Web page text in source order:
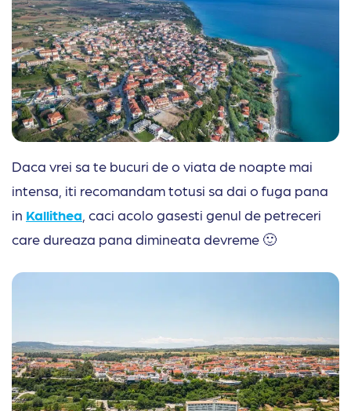
Daca vrei sa te bucuri de o viata de noapte mai
intensa, iti recomandam totusi sa dai o fuga pana
in Kallithea , caci acolo gasesti genul de petreceri
care dureaza pana dimineata devreme 🙂